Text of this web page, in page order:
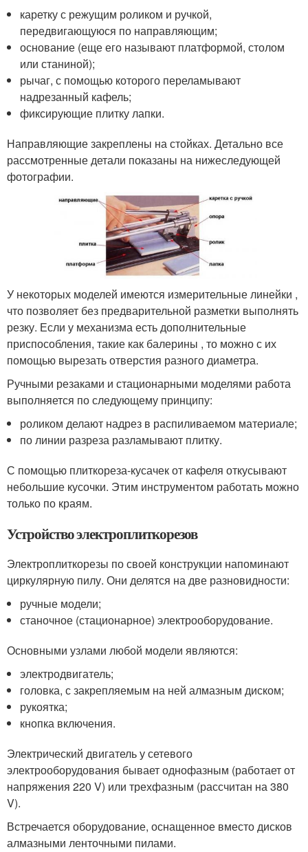
каретку с режущим роликом и ручкой,
передвигающуюся по направляющим;
основание (еще его называют платформой, столом
или станиной);
рычаг, с помощью которого переламывают
надрезанный кафель;
фиксирующие плитку лапки.
Направляющие закреплены на стойках. Детально все
рассмотренные детали показаны на нижеследующей
фотографии.
У некоторых моделей имеются измерительные линейки ,
что позволяет без предварительной разметки выполнять
резку. Если у механизма есть дополнительные
приспособления, такие как балерины , то можно с их
помощью вырезать отверстия разного диаметра.
Ручными резаками и стационарными моделями работа
выполняется по следующему принципу:
роликом делают надрез в распиливаемом материале;
по линии разреза разламывают плитку.
С помощью плиткореза-кусачек от кафеля откусывают
небольшие кусочки. Этим инструментом работать можно
только по краям.
Устройство электроплиткорезов
Электроплиткорезы по своей конструкции напоминают
циркулярную пилу. Они делятся на две разновидности:
ручные модели;
станочное (стационарное) электрооборудование.
Основными узлами любой модели являются:
электродвигатель;
головка, с закрепляемым на ней алмазным диском;
рукоятка;
кнопка включения.
Электрический двигатель у сетевого
электрооборудования бывает однофазным (работает от
напряжения 220 V) или трехфазным (рассчитан на 380
V).
Встречается оборудование, оснащенное вместо дисков
алмазными ленточными пилами.